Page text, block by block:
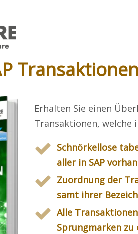
Transaktionen
Erhalten Sie einen
Transaktionen, welche
Schnörkellose
aller in SAP
Zuordnung der
samt ihrer
Alle
Sprungmarken zu